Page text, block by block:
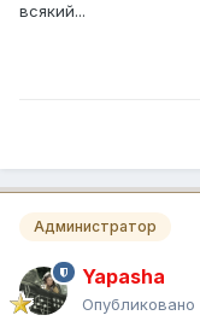
всякий...
Администратор
Yapasha
Опубликовано